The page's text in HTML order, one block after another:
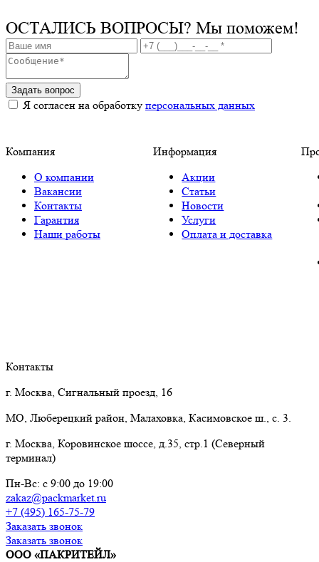
ОСТАЛИСЬ ВОПРОСЫ? Мы поможем!
Задать вопрос
Я согласен на обработку персональных данных
Компания
О компании
Вакансии
Контакты
Гарантия
Наши работы
Информация
Акции
Статьи
Новости
Услуги
Оплата и доставка
Контакты
г. Москва, Сигнальный проезд, 16
МО, Люберецкий район, Малаховка, Касимовское ш., с. 3.
г. Москва, Коровинское шоссе, д.35, стр.1 (Северный
терминал)
Пн-Вс: с 9:00 до 19:00
zakaz@packmarket.ru
+7 (495) 165-75-79
Заказать звонок
Заказать звонок
ООО «ПАКРИТЕЙЛ»